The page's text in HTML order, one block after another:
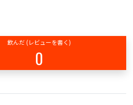
飲んだ (レビューを書く)
0